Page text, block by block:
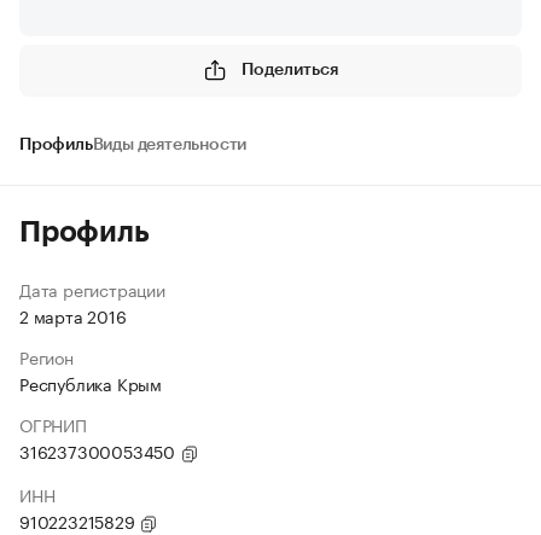
Поделиться
ПрофильВиды деятельности
Профиль
Дата регистрации
2 марта 2016
Регион
Республика Крым
ОГРНИП
316237300053450
ИНН
910223215829